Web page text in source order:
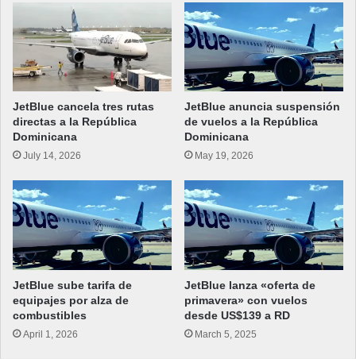
JetBlue cancela tres rutas
directas a la República
Dominicana
July 14, 2026
JetBlue anuncia suspensión
de vuelos a la República
Dominicana
May 19, 2026
JetBlue sube tarifa de
equipajes por alza de
combustibles
April 1, 2026
JetBlue lanza «oferta de
primavera» con vuelos
desde US$139 a RD
March 5, 2025